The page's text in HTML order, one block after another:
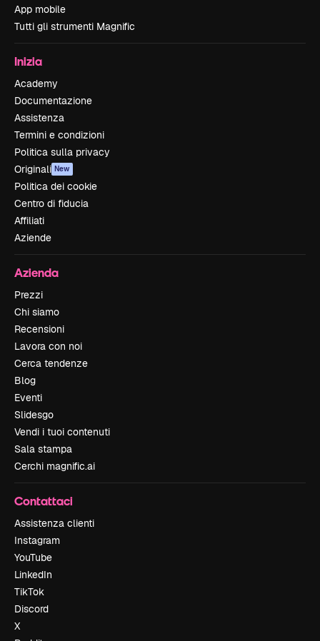
App mobile
Tutti gli strumenti Magnific
Inizia
Academy
Documentazione
Assistenza
Termini e condizioni
Politica sulla privacy
Originali New
Politica dei cookie
Centro di fiducia
Affiliati
Aziende
Azienda
Prezzi
Chi siamo
Recensioni
Lavora con noi
Cerca tendenze
Blog
Eventi
Slidesgo
Vendi i tuoi contenuti
Sala stampa
Cerchi magnific.ai
Contattaci
Assistenza clienti
Instagram
YouTube
LinkedIn
TikTok
Discord
X